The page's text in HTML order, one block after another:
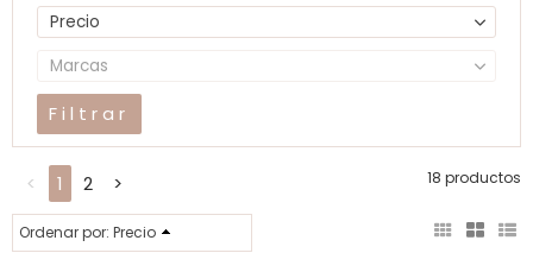
Precio
Marcas
< 1 2 > 18 productos
Ordenar por: Precio